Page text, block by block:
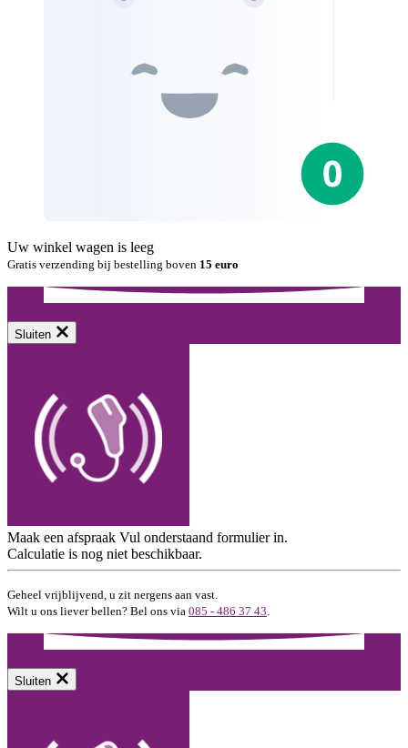
Uw winkel wagen is leeg
Gratis verzending bij bestelling boven 15 euro
Sluiten
Maak een afspraak Vul onderstaand formulier in.
Calculatie is nog niet beschikbaar.
Geheel vrijblijvend, u zit nergens aan vast.
Wilt u ons liever bellen? Bel ons via 085 - 486 37 43.
Sluiten